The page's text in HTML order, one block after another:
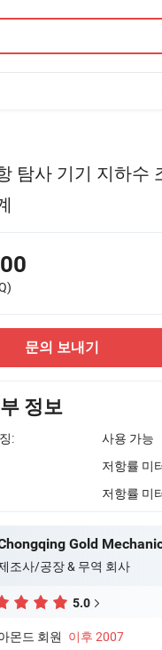
탐사 기기 지하수
문의 보내기
정보
:
사용 가능
저항률 미
저항률 미
조사/공장 & 무역 회사
5.0
몬드 회원 이후 2007